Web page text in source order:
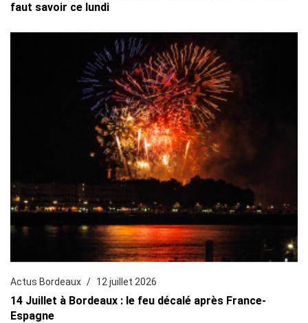
faut savoir ce lundi
Actus Bordeaux 12 juillet 2026
14 Juillet à Bordeaux : le feu décalé après France-
Espagne